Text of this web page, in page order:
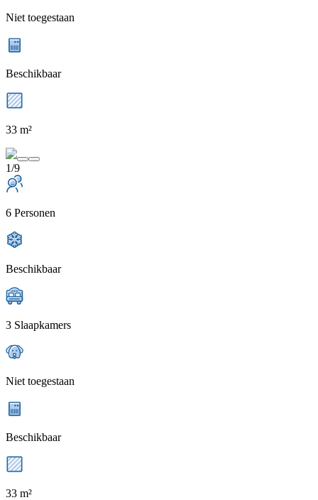
Niet toegestaan
Beschikbaar
33 m²
1/9
6 Personen
Beschikbaar
3 Slaapkamers
Niet toegestaan
Beschikbaar
33 m²